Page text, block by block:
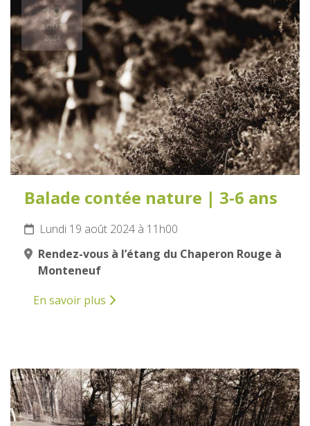
19
AOÛT
2024
Balade contée nature | 3-6 ans
Lundi 19 août 2024 à 11h00
Rendez-vous à l’étang du Chaperon Rouge à
Monteneuf
En savoir plus
20
AOÛT
2024